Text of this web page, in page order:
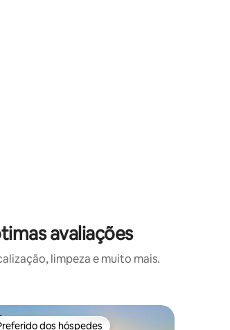
avaliações
limpeza e muito mais.
dos hóspedes